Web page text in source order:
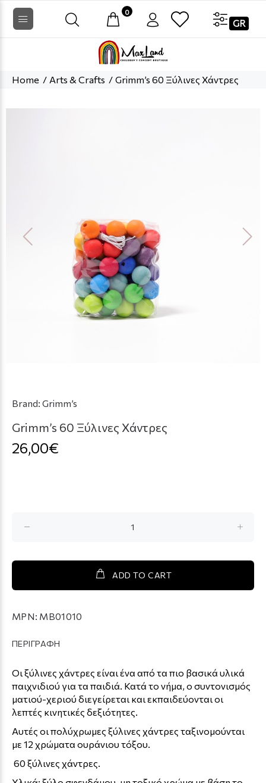
0
GR
Home Arts & Crafts Grimm’s 60 Ξύλινες Χάντρες
Brand: Grimm’s
Grimm’s 60 Ξύλινες Χάντρες
26,00€
ADD TO CART
MPN: MB01010
ΠΕΡΙΓΡΑΦΗ
Οι ξύλινες χάντρες είναι ένα από τα πιο βασικά υλικά
παιχνιδιού για τα παιδιά. Κατά το νήμα, ο συντονισμός
ματιού-χεριού διεγείρεται και εκπαιδεύονται οι
λεπτές κινητικές δεξιότητες.
Αυτές οι πολύχρωμες ξύλινες χάντρες ταξινομούνται
με 12 χρώματα ουράνιου τόξου.
60 ξύλινες χάντρες.